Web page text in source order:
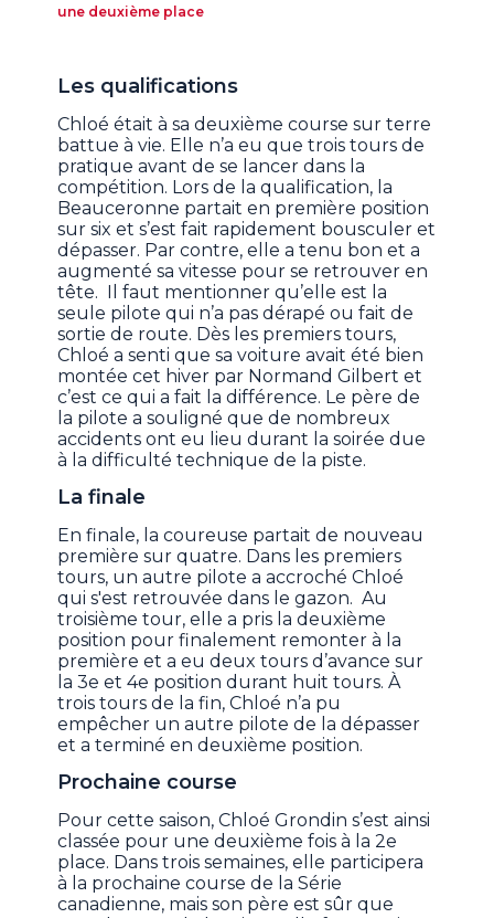
une deuxième place​
Les qualifications
Chloé était à sa deuxième course sur terre
battue à vie. Elle n’a eu que trois tours de
pratique avant de se lancer dans la
compétition. Lors de la qualification, la
Beauceronne partait en première position
sur six et s’est fait rapidement bousculer et
dépasser. Par contre, elle a tenu bon et a
augmenté sa vitesse pour se retrouver en
tête. Il faut mentionner qu’elle est la
seule pilote qui n’a pas dérapé ou fait de
sortie de route. Dès les premiers tours,
Chloé a senti que sa voiture avait été bien
montée cet hiver par Normand Gilbert et
c’est ce qui a fait la différence. Le père de
la pilote a souligné que de nombreux
accidents ont eu lieu durant la soirée due
à la difficulté technique de la piste.
La finale
En finale, la coureuse partait de nouveau
première sur quatre. Dans les premiers
tours, un autre pilote a accroché Chloé
qui s'est retrouvée dans le gazon. Au
troisième tour, elle a pris la deuxième
position pour finalement remonter à la
première et a eu deux tours d’avance sur
la 3e et 4e position durant huit tours. À
trois tours de la fin, Chloé n’a pu
empêcher un autre pilote de la dépasser
et a terminé en deuxième position.
Prochaine course
Pour cette saison, Chloé Grondin s’est ainsi
classée pour une deuxième fois à la 2e
place. Dans trois semaines, elle participera
à la prochaine course de la Série
canadienne, mais son père est sûr que